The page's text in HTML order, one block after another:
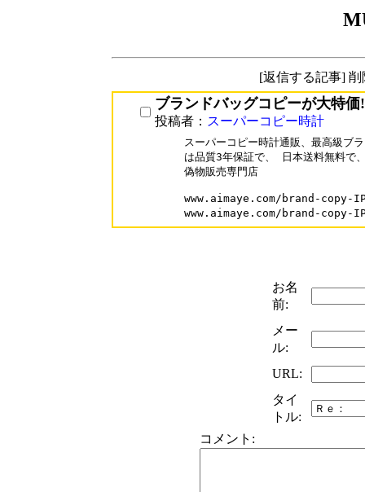
[返信する記事]
ブランドバッグコピーが大特価!
投稿者： スーパーコピー時計
スーパーコピー時計通販、最高級ブ
は品質3年保証で、 日本送料無料で
偽物販売専門店
www.aimaye.com/brand-copy-
www.aimaye.com/brand-copy-
お名
前:
メー
ル:
URL:
タイ
トル:
コメント: